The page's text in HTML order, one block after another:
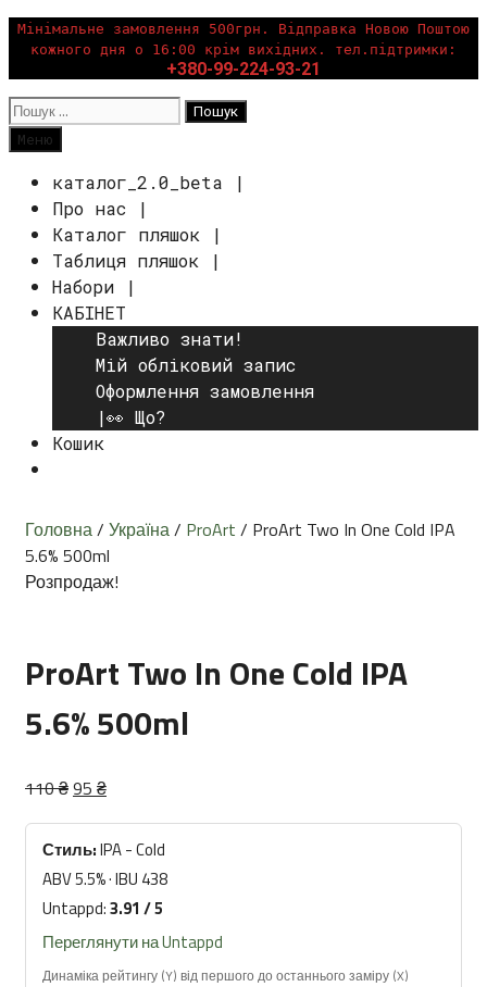
Перейти
вмісту
Мінімальне замовлення 500грн. Відправка Новою Поштою
кожного дня о 16:00 крім вихідних. тел.підтримки:
+380-99-224-93-21
Пошук:
Пошук
Меню
каталог_2.0_beta |
Про нас |
Каталог пляшок |
Таблиця пляшок |
Набори |
КАБІНЕТ
Важливо знати!
Мій обліковий запис
Оформлення замовлення
|👀 Що?
Кошик
Головна/ Україна/ ProArt / ProArt Two In One Cold IPA
5.6% 500ml
Розпродаж!
ProArt Two In One Cold IPA
5.6% 500ml
110₴Оригінальна
110 ₴.
95 ₴Поточна
95 ₴.
Стиль:IPA - Cold
ABV 5.5% · IBU 438
Untappd:3.91 / 5
Переглянути на Untappd
Динаміка рейтингу (Y) від першого до останнього заміру (X)